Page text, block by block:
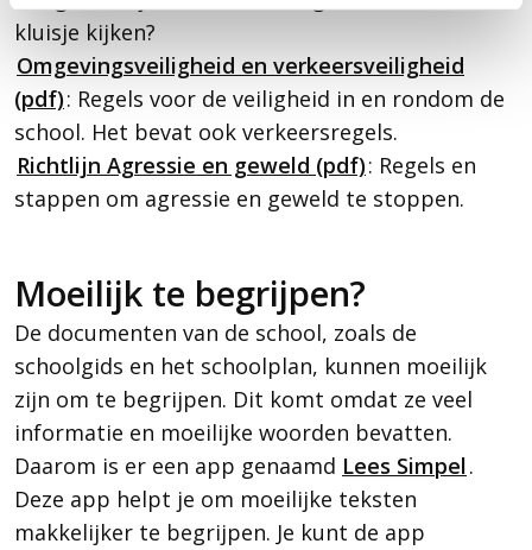
kluisje kijken?
Omgevingsveiligheid en verkeersveiligheid
(pdf): Regels voor de veiligheid in en rondom de
school. Het bevat ook verkeersregels.
Richtlijn Agressie en geweld (pdf): Regels en
stappen om agressie en geweld te stoppen.
Moeilijk te begrijpen?
De documenten van de school, zoals de
schoolgids en het schoolplan, kunnen moeilijk
zijn om te begrijpen. Dit komt omdat ze veel
informatie en moeilijke woorden bevatten.
Daarom is er een app genaamd Lees Simpel.
Deze app helpt je om moeilijke teksten
makkelijker te begrijpen. Je kunt de app